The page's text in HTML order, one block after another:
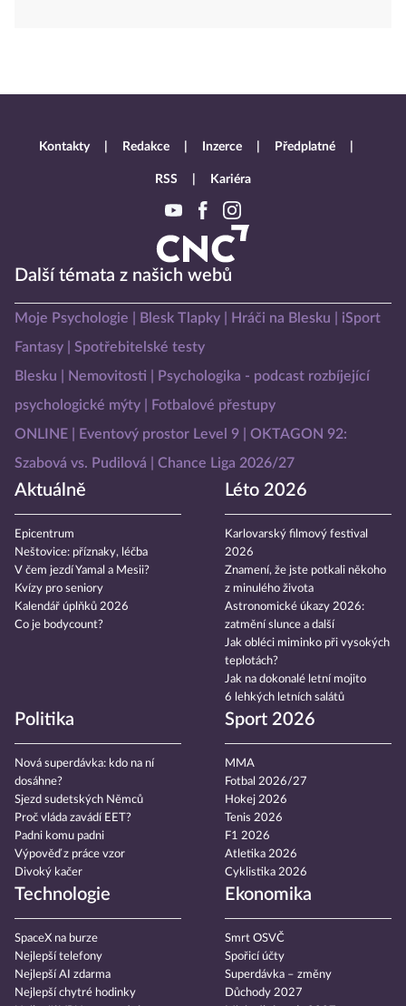
Další témata z našich webů
Moje Psychologie Blesk Tlapky Hráči na Blesku
iSport
Fantasy
Spotřebitelské testy
Blesku
Nemovitosti
Psychologika - podcast rozbíjející
psychologické mýty
Fotbalové přestupy
ONLINE
Eventový prostor Level 9
OKTAGON 92:
Szabová vs. Pudilová
Chance Liga 2026/27
Aktuálně
Epicentrum
Neštovice: příznaky, léčba
V čem jezdí Yamal a Mesii?
Kvízy pro seniory
Kalendář úplňků 2026
Co je bodycount?
Léto 2026
Karlovarský filmový festival
2026
Znamení, že jste potkali někoho
z minulého života
Astronomické úkazy 2026:
zatmění slunce a další
Jak obléci miminko při vysokých
teplotách?
Jak na dokonalé letní mojito
6 lehkých letních salátů
Politika
Nová superdávka: kdo na ní
dosáhne?
Sjezd sudetských Němců
Proč vláda zavádí EET?
Padni komu padni
Výpověď z práce vzor
Divoký kačer
Sport 2026
MMA
Fotbal 2026/27
Hokej 2026
Tenis 2026
F1 2026
Atletika 2026
Cyklistika 2026
Technologie
SpaceX na burze
Nejlepší telefony
Nejlepší AI zdarma
Nejlepší chytré hodinky
Ekonomika
Smrt OSVČ
Spořicí účty
Superdávka – změny
Důchody 2027
Kontakty Redakce Inzerce Předplatné
RSS Kariéra